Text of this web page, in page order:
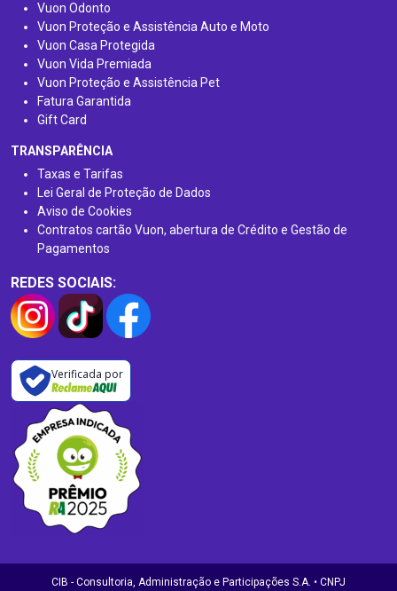
Vuon Odonto
Vuon Proteção e Assistência Auto e Moto
Vuon Casa Protegida
Vuon Vida Premiada
Vuon Proteção e Assistência Pet
Fatura Garantida
Gift Card
TRANSPARÊNCIA
Taxas e Tarifas
Lei Geral de Proteção de Dados
Aviso de Cookies
Contratos cartão Vuon, abertura de Crédito e Gestão de
Pagamentos
REDES SOCIAIS:
Verificada por
CIB - Consultoria, Administração e Participações S.A. • CNPJ